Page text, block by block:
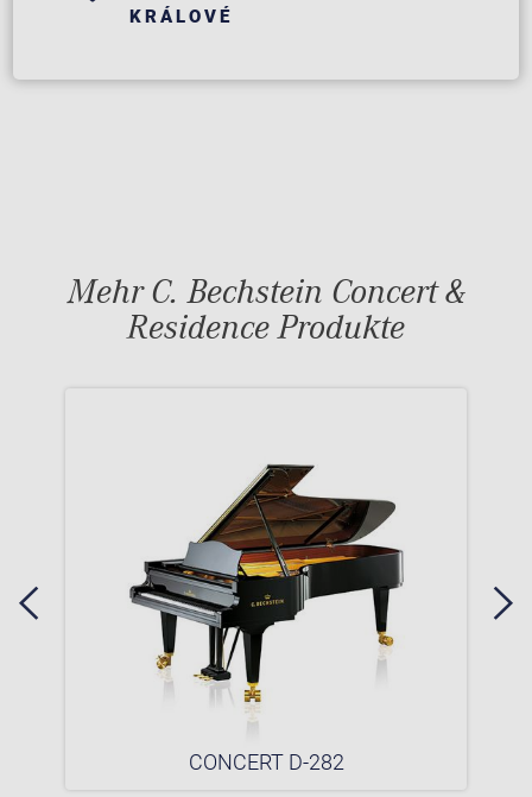
KRÁLOVÉ
Mehr C. Bechstein Concert &
Residence Produkte
CONCERT D-282